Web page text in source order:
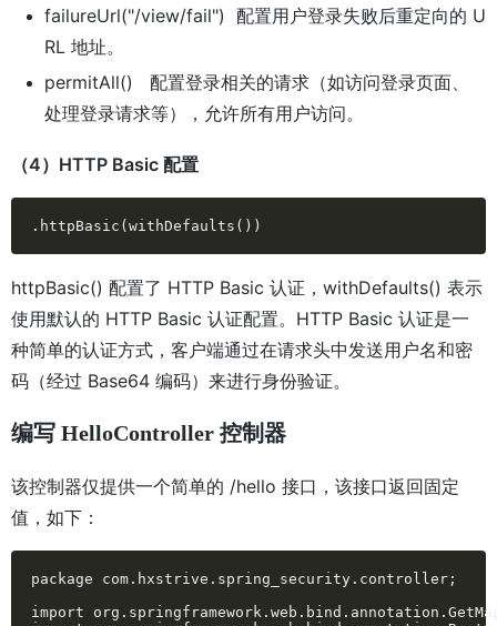
failureUrl("/view/fail") 配置用户登录失败后重定向的 U
RL 地址。
permitAll() 配置登录相关的请求（如访问登录页面、
处理登录请求等），允许所有用户访问。
（4）HTTP Basic 配置
.httpBasic(withDefaults())
httpBasic() 配置了 HTTP Basic 认证，withDefaults() 表示
使用默认的 HTTP Basic 认证配置。HTTP Basic 认证是一
种简单的认证方式，客户端通过在请求头中发送用户名和密
码（经过 Base64 编码）来进行身份验证。
编写 HelloController 控制器
该控制器仅提供一个简单的 /hello 接口，该接口返回固定
值，如下：
package com.hxstrive.spring_security.controller;
import